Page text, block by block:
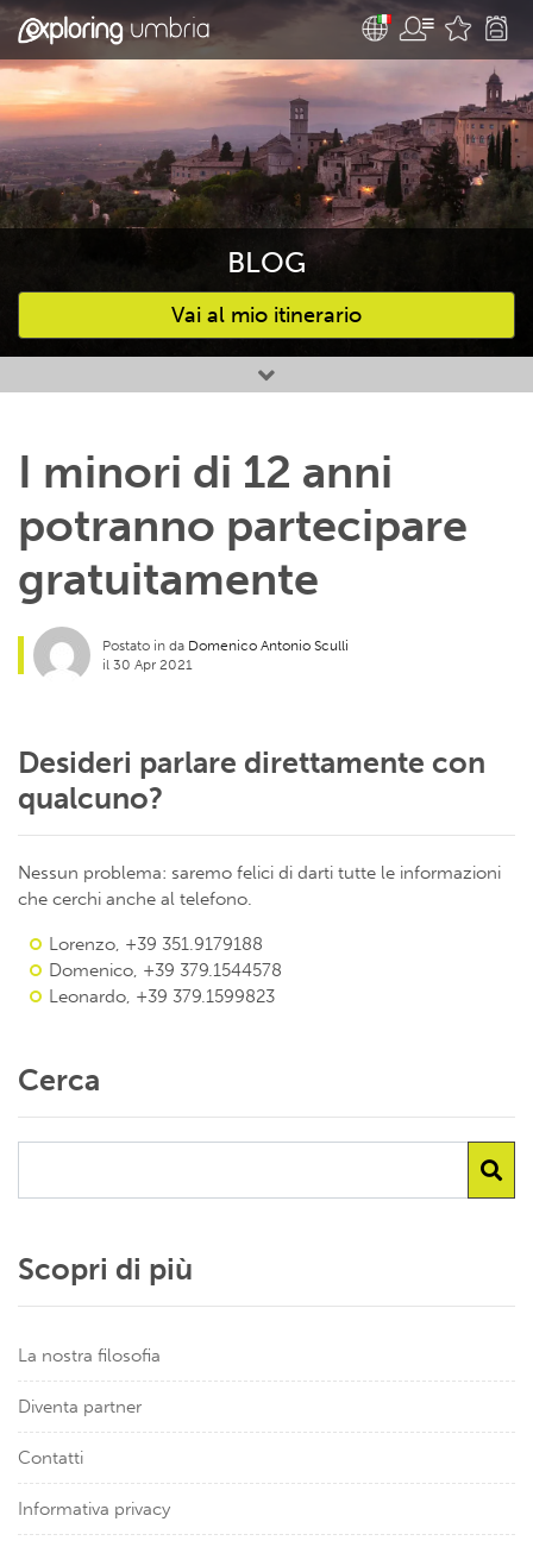
BLOG
Vai al mio itinerario
Attività preferite
I minori di 12 anni
potranno partecipare
gratuitamente
Postato in da Domenico Antonio Sculli
il 30 Apr 2021
Desideri parlare direttamente con
qualcuno?
Nessun problema: saremo felici di darti tutte le informazioni
che cerchi anche al telefono.
Lorenzo, +39 351.9179188
Domenico, +39 379.1544578
Leonardo, +39 379.1599823
Cerca
Scopri di più
La nostra filosofia
Diventa partner
Contatti
Informativa privacy